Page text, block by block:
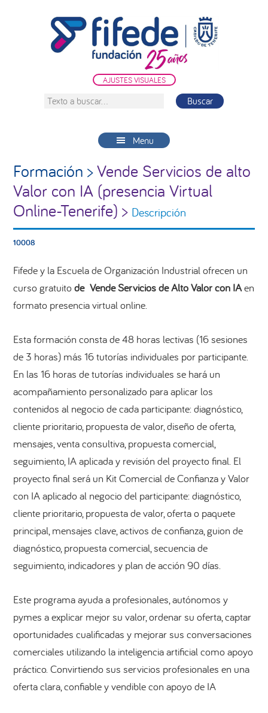
AJUSTES VISUALES
Texto
Menu
Formación >Vende Servicios de alto
Valor con IA (presencia Virtual
Online-Tenerife) > Descripción
10008
Fifede y la Escuela de Organización Industrial ofrecen un
curso gratuitode Vende Servicios de Alto Valor con IAen
formato presencia virtual online.
Esta formación consta de 48 horas lectivas (16 sesiones
de 3 horas) más 16 tutorías individuales por participante.
En las 16 horas de tutorías individuales se hará un
acompañamiento personalizado para aplicar los
contenidos al negocio de cada participante: diagnóstico,
cliente prioritario, propuesta de valor, diseño de oferta,
mensajes, venta consultiva, propuesta comercial,
seguimiento, IA aplicada y revisión del proyecto final. El
proyecto final será un Kit Comercial de Confianza y Valor
con IA aplicado al negocio del participante: diagnóstico,
cliente prioritario, propuesta de valor, oferta o paquete
principal, mensajes clave, activos de confianza, guion de
diagnóstico, propuesta comercial, secuencia de
seguimiento, indicadores y plan de acción 90 días.
Este programa ayuda a profesionales, autónomos y
pymes a explicar mejor su valor, ordenar su oferta, captar
oportunidades cualificadas y mejorar sus conversaciones
comerciales utilizando la inteligencia artificial como apoyo
práctico. Convirtiendo sus servicios profesionales en una
oferta clara, confiable y vendible con apoyo de IA